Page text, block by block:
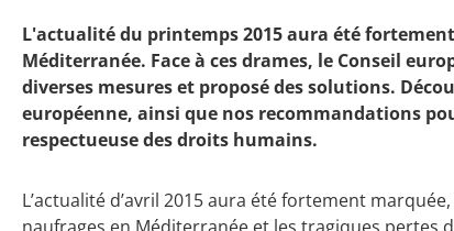
L'actualité du printemps 2015 aura été
Méditerranée. Face à ces drames, le Conseil
diverses mesures et proposé des solutions.
européenne, ainsi que nos recommandations
respectueuse des droits humains.
L’actualité d’avril 2015 aura été fortement